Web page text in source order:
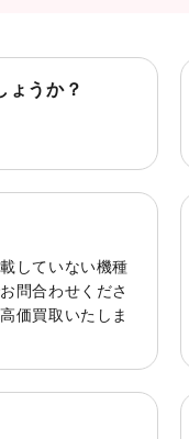
ょうか？
していない機種
問合わせくださ
価買取いたしま